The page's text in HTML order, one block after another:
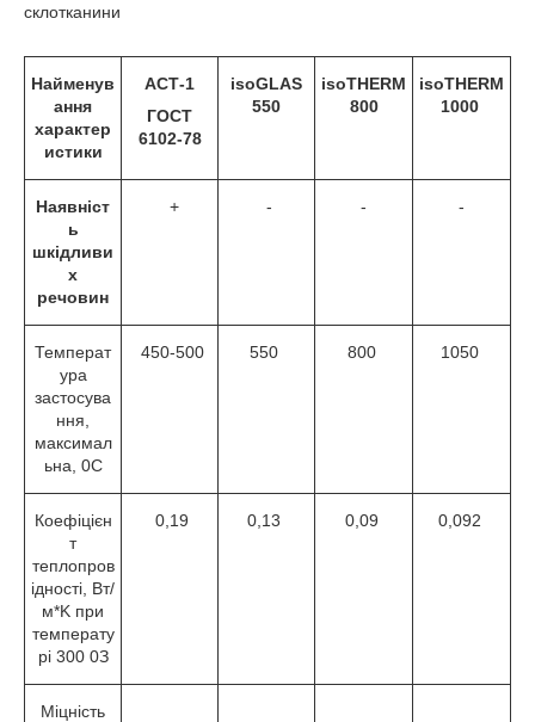
склотканини
Найменув
ання
характер
истики
АСТ-1
ГОСТ
6102-78
isoGLAS
550
isoTHERM
800
isoTHERM
1000
Наявніст
ь
шкідливи
х
речовин
+ - - -
Температ
ура
застосува
ння,
максимал
ьна, 0С
450-500 550 800 1050
Коефіцієн
т
теплопров
ідності, Вт/
м*K при
температу
рі 300 0З
0,19 0,13 0,09 0,092
Міцність